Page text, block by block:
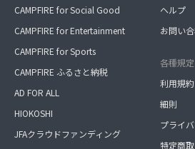
CAMPFIRE for Social Good
CAMPFIRE for Entertainment
CAMPFIRE for Sports
CAMPFIRE ふるさと納税
AD FOR ALL
HIOKOSHI
JFAクラウドファンディング
ヘルプ
お問い
各種規定
利用規約
細則
プライ
特定商